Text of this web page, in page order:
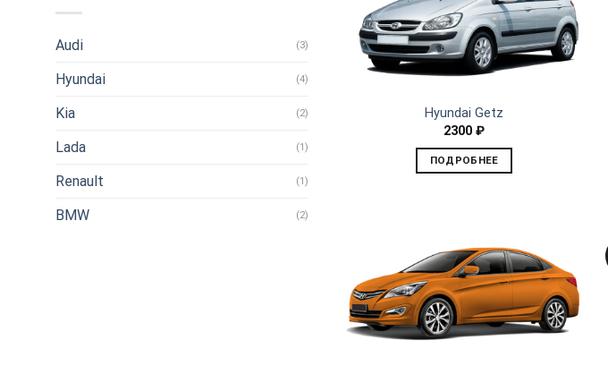
Audi (3)
Hyundai (4)
Kia (2)
Lada (1)
Renault (1)
BMW (2)
Hyundai Getz
2300₽
ПОДРОБНЕЕ